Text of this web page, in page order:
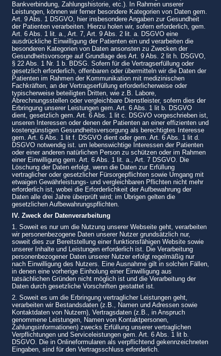
Bankverbindung, Zahlungshistorie, etc.). In Rahmen unserer
Leistungen, können wir ferner besondere Kategorien von Daten gem.
Art. 9 Abs. 1 DSGVO, hier insbesondere Angaben zur Gesundheit
der Patienten verarbeiten. Hierzu holen wir, sofern erforderlich, gem.
Art. 6 Abs. 1 lit. a., Art. 7, Art. 9 Abs. 2 lit. a. DSGVO eine
ausdrückliche Einwilligung der Patienten ein und verarbeiten die
besonderen Kategorien von Daten ansonsten zu Zwecken der
Gesundheitsvorsorge auf Grundlage des Art. 9 Abs. 2 lit h. DSGVO,
§ 22 Abs. 1 Nr. 1 b. BDSG. Sofern für die Vertragserfüllung oder
gesetzlich erforderlich, offenbaren oder übermitteln wir die Daten der
Patienten im Rahmen der Kommunikation mit medizinischen
Fachkräften, an der Vertragserfüllung erforderlicherweise oder
typischerweise beteiligten Dritten, wie z.B. Labore,
Abrechnungsstellen oder vergleichbare Dienstleister, sofern dies der
Erbringung unserer Leistungen gem. Art. 6 Abs. 1 lit b. DSGVO
dient, gesetzlich gem. Art. 6 Abs. 1 lit c. DSGVO vorgeschrieben ist,
unseren Interessen oder denen der Patienten an einer effizienten und
kostengünstigen Gesundheitsversorgung als berechtigtes Interesse
gem. Art. 6 Abs. 1 lit f. DSGVO dient oder gem. Art. 6 Abs. 1 lit d.
DSGVO notwendig ist. um lebenswichtige Interessen der Patienten
oder einer anderen natürlichen Person zu schützen oder im Rahmen
einer Einwilligung gem. Art. 6 Abs. 1 lit. a., Art. 7 DSGVO. Die
Löschung der Daten erfolgt, wenn die Daten zur Erfüllung
vertraglicher oder gesetzlicher Fürsorgepflichten sowie Umgang mit
etwaigen Gewährleistungs- und vergleichbaren Pflichten nicht mehr
erforderlich ist, wobei die Erforderlichkeit der Aufbewahrung der
Daten alle drei Jahre überprüft wird; im Übrigen gelten die
gesetzlichen Aufbewahrungspflichten.
IV. Zweck der Datenverarbeitung
1. Soweit es nur um die Nutzung unserer Webseite geht, verarbeiten
wir personenbezogene Daten unserer Nutzer grundsätzlich nur,
soweit dies zur Bereitstellung einer funktionsfähigen Website sowie
unserer Inhalte und Leistungen erforderlich ist. Die Verarbeitung
personenbezogener Daten unserer Nutzer erfolgt regelmäßig nur
nach Einwilligung des Nutzers. Eine Ausnahme gilt in solchen Fällen,
in denen eine vorherige Einholung einer Einwilligung aus
tatsächlichen Gründen nicht möglich ist und die Verarbeitung der
Daten durch gesetzliche Vorschriften gestattet ist.
2. Soweit es um die Erbringung vertraglicher Leistungen geht,
verarbeiten wir Bestandsdaten (z.B., Namen und Adressen sowie
Kontaktdaten von Nutzern), Vertragsdaten (z.B., in Anspruch
genommene Leistungen, Namen von Kontaktpersonen,
Zahlungsinformationen) zwecks Erfüllung unserer vertraglichen
Verpflichtungen und Serviceleistungen gem. Art. 6 Abs. 1 lit b.
DSGVO. Die in Onlineformularen als verpflichtend gekennzeichneten
Eingaben, sind für den Vertragsschluss erforderlich.